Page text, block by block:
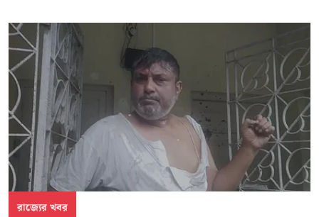
রাজ্যের খবর